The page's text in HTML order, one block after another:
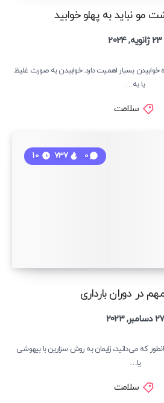
مو نباید به پهلو خوابید
23 ژانویه, 2024
بسیار اهمیت دارد. خوابیدن به صورت غلیظ
یا به…
سلامت
در دوران بارداری
0
737
27 دسامبر, 2023
که می‌دانید، زایمان به روش سزارین با بیهوشی
یا…
سلامت